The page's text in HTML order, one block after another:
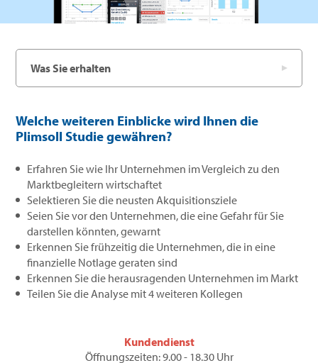
Was Sie erhalten
Welche weiteren Einblicke wird Ihnen die
Plimsoll Studie gewähren?
Erfahren Sie wie Ihr Unternehmen im Vergleich zu den
Marktbegleitern wirtschaftet
Selektieren Sie die neusten Akquisitionsziele
Seien Sie vor den Unternehmen, die eine Gefahr für Sie
darstellen könnten, gewarnt
Erkennen Sie frühzeitig die Unternehmen, die in eine
finanzielle Notlage geraten sind
Erkennen Sie die herausragenden Unternehmen im Markt
Teilen Sie die Analyse mit 4 weiteren Kollegen
Kundendienst
Öffnungszeiten: 9.00 - 18.30 Uhr